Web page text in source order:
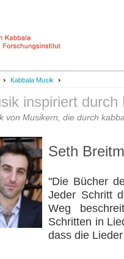
Kabbala Musik
inspiriert durch
von Musikern, die durch
Seth
"Die Bücher
Jeder Schritt
Weg
Schritten in
dass die